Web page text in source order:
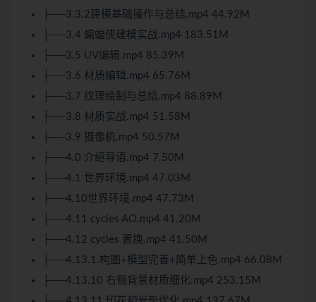
├──3.3.2建模基础操作与总结.mp4 44.92M
├──3.4 蝙蝠侠建模实战.mp4 183.51M
├──3.5 UV编辑.mp4 85.39M
├──3.6 材质编辑.mp4 65.76M
├──3.7 纹理绘制与总结.mp4 88.89M
├──3.8 材质实战.mp4 51.58M
├──3.9 摄像机.mp4 50.57M
├──4.0 介绍导语.mp4 7.50M
├──4.1 世界环境.mp4 47.03M
├──4.10世界环境.mp4 47.73M
├──4.11 cycles AO.mp4 41.20M
├──4.12 cycles 置换.mp4 41.50M
├──4.13.1.构图+模型完善+简单上色.mp4 66.08M
├──4.13.10 右侧背景材质细化.mp4 253.15M